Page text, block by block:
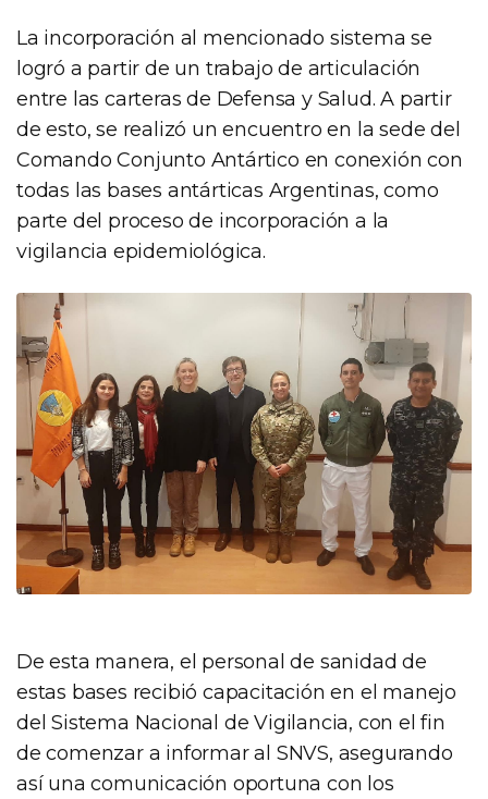
La incorporación al mencionado sistema se
logró a partir de un trabajo de articulación
entre las carteras de Defensa y Salud. A partir
de esto, se realizó un encuentro en la sede del
Comando Conjunto Antártico en conexión con
todas las bases antárticas Argentinas, como
parte del proceso de incorporación a la
vigilancia epidemiológica.
De esta manera, el personal de sanidad de
estas bases recibió capacitación en el manejo
del Sistema Nacional de Vigilancia, con el fin
de comenzar a informar al SNVS, asegurando
así una comunicación oportuna con los